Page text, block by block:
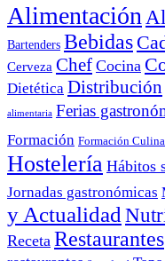
Alimentación
Bartenders Bebidas
Cerveza Chef Cocina
Dietética Distribución
alimentaria Ferias
Formación Formación
Hostelería Hábitos
Jornadas gastronómicas
y Actualidad
Receta Restaurantes